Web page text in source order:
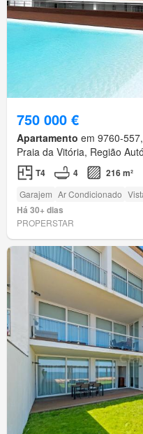
750 000 €
Apartamento em 9760-
Praia da Vitória, Região
T4 4 216 m²
Garajem Ar Condicionado
Há 30+ dias
PROPERSTAR